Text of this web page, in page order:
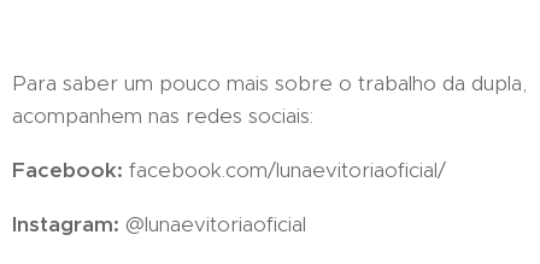
Para saber um pouco mais sobre o trabalho da dupla,
acompanhem nas redes sociais:
Facebook: facebook.com/lunaevitoriaoficial/
Instagram: @lunaevitoriaoficial